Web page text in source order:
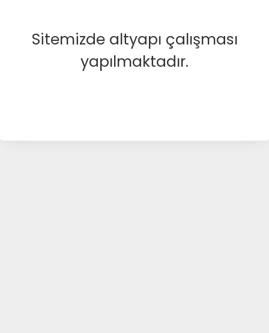
Sitemizde altyapı çalışması
yapılmaktadır.